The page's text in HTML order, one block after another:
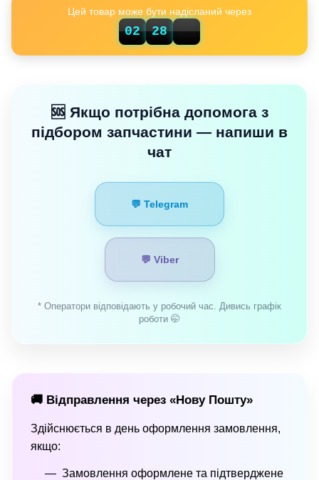
Цей товар може бути надісланий через
02 28
21
🆘 Якщо потрібна допомога з
підбором запчастини — напиши в
чат
💬 Telegram
💬 Viber
* Оператори відповідають у робочий час. Дивись графік
роботи 🤭
🚚 Відправлення через «Нову Пошту»
Здійснюється в день оформлення замовлення,
якщо:
Замовлення оформлене та підтверджене